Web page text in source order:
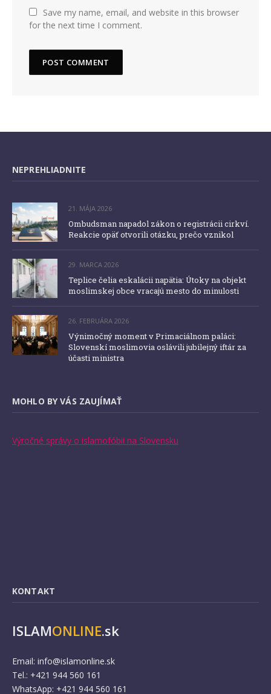
Save my name, email, and website in this browser
for the next time I comment.
NEPREHLIADNITE
21. MÁJA 2026
Ombudsman napadol zákon o registrácii cirkví.
Reakcie opäť otvorili otázku, prečo vznikol
29. MARCA 2026
Teplice čelia eskalácii napätia: Útoky na objekt
moslimskej obce vracajú mesto do minulosti
26. FEBRUÁRA 2026
Výnimočný moment v Primaciálnom paláci:
Slovenskí moslimovia oslávili jubilejný iftár za
účasti ministra
MOHLO BY VÁS ZAUJÍMAŤ
Výročné správy o islamofóbii na Slovensku
KONTAKT
ISLAMONLINE.sk
Email: info@islamonline.sk
Tel.: +421 944 560 161
WhatsApp: +421 944 560 161